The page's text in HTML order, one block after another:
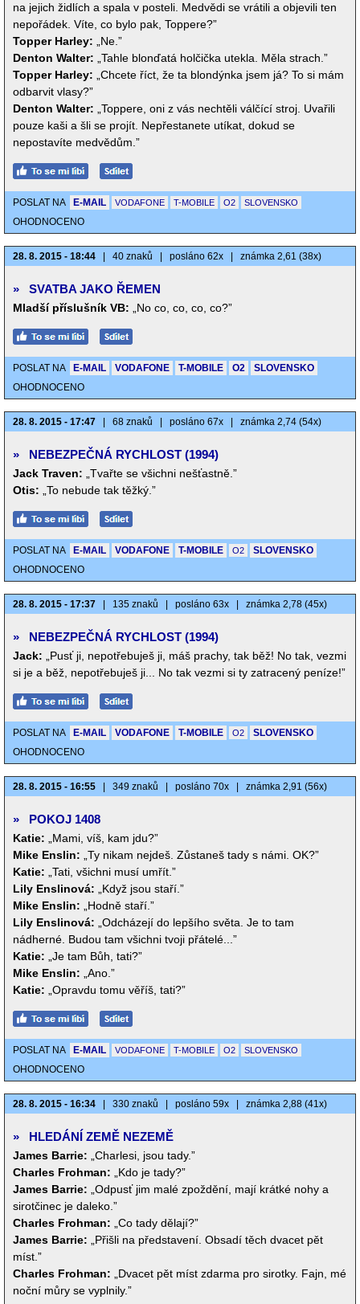
na jejich židlích a spala v posteli. Medvědi se vrátili a objevili ten
nepořádek. Víte, co bylo pak, Toppere?”
Topper Harley:
„Ne.”
Denton Walter:
„Tahle blonďatá holčička utekla. Měla strach.”
Topper Harley:
„Chcete říct, že ta blondýnka jsem já? To si mám
odbarvit vlasy?”
Denton Walter:
„Toppere, oni z vás nechtěli válčící stroj. Uvařili
pouze kaši a šli se projít. Nepřestanete utíkat, dokud se
nepostavíte medvědům.”
POSLAT NA E-MAIL VODAFONE T-MOBILE O2 SLOVENSKO
OHODNOCENO
28. 8. 2015 - 18:44 40 znaků posláno 62x známka 2,61 (38x)
» SVATBA JAKO ŘEMEN
Mladší příslušník VB: „No co, co, co, co?”
POSLAT NA E-MAIL VODAFONE T-MOBILE O2
SLOVENSKO
OHODNOCENO
28. 8. 2015 - 17:47 68 znaků posláno 67x známka 2,74 (54x)
» NEBEZPEČNÁ RYCHLOST (1994)
Jack Traven:
„Tvařte se všichni nešťastně.”
Otis:
„To nebude tak těžký.”
POSLAT NA E-MAIL VODAFONE T-MOBILE O2
SLOVENSKO
OHODNOCENO
28. 8. 2015 - 17:37 135 znaků posláno 63x známka 2,78 (45x)
» NEBEZPEČNÁ RYCHLOST (1994)
Jack:
„Pusť ji, nepotřebuješ ji, máš prachy, tak běž! No tak, vezmi
si je a běž, nepotřebuješ ji... No tak vezmi si ty zatracený peníze!”
POSLAT NA E-MAIL VODAFONE T-MOBILE O2
SLOVENSKO
OHODNOCENO
28. 8. 2015 - 16:55 349 znaků posláno 70x známka 2,91 (56x)
» POKOJ 1408
Katie:
„Mami, víš, kam jdu?”
Mike Enslin:
„Ty nikam nejdeš. Zůstaneš tady s námi. OK?”
Katie:
„Tati, všichni musí umřít.”
Lily Enslinová:
„Když jsou staří.”
Mike Enslin:
„Hodně staří.”
Lily Enslinová:
„Odcházejí do lepšího světa. Je to tam
nádherné. Budou tam všichni tvoji přátelé...”
Katie:
„Je tam Bůh, tati?”
Mike Enslin:
„Ano.”
Katie:
„Opravdu tomu věříš, tati?”
POSLAT NA E-MAIL VODAFONE T-MOBILE O2 SLOVENSKO
OHODNOCENO
28. 8. 2015 - 16:34 330 znaků posláno 59x známka 2,88 (41x)
» HLEDÁNÍ ZEMĚ NEZEMĚ
James Barrie:
„Charlesi, jsou tady.”
Charles Frohman:
„Kdo je tady?”
James Barrie:
„Odpusť jim malé zpoždění, mají krátké nohy a
sirotčinec je daleko.”
Charles Frohman:
„Co tady dělají?”
James Barrie:
„Přišli na představení. Obsadí těch dvacet pět
míst.”
Charles Frohman:
„Dvacet pět míst zdarma pro sirotky. Fajn, mé
noční můry se vyplnily.”